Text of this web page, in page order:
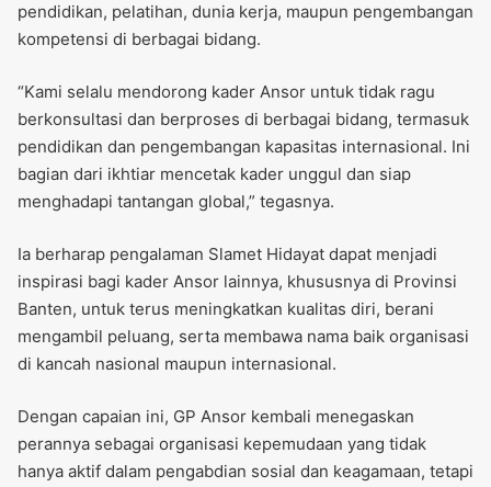
pendidikan, pelatihan, dunia kerja, maupun pengembangan
kompetensi di berbagai bidang.
“Kami selalu mendorong kader Ansor untuk tidak ragu
berkonsultasi dan berproses di berbagai bidang, termasuk
pendidikan dan pengembangan kapasitas internasional. Ini
bagian dari ikhtiar mencetak kader unggul dan siap
menghadapi tantangan global,” tegasnya.
Ia berharap pengalaman Slamet Hidayat dapat menjadi
inspirasi bagi kader Ansor lainnya, khususnya di Provinsi
Banten, untuk terus meningkatkan kualitas diri, berani
mengambil peluang, serta membawa nama baik organisasi
di kancah nasional maupun internasional.
Dengan capaian ini, GP Ansor kembali menegaskan
perannya sebagai organisasi kepemudaan yang tidak
hanya aktif dalam pengabdian sosial dan keagamaan, tetapi